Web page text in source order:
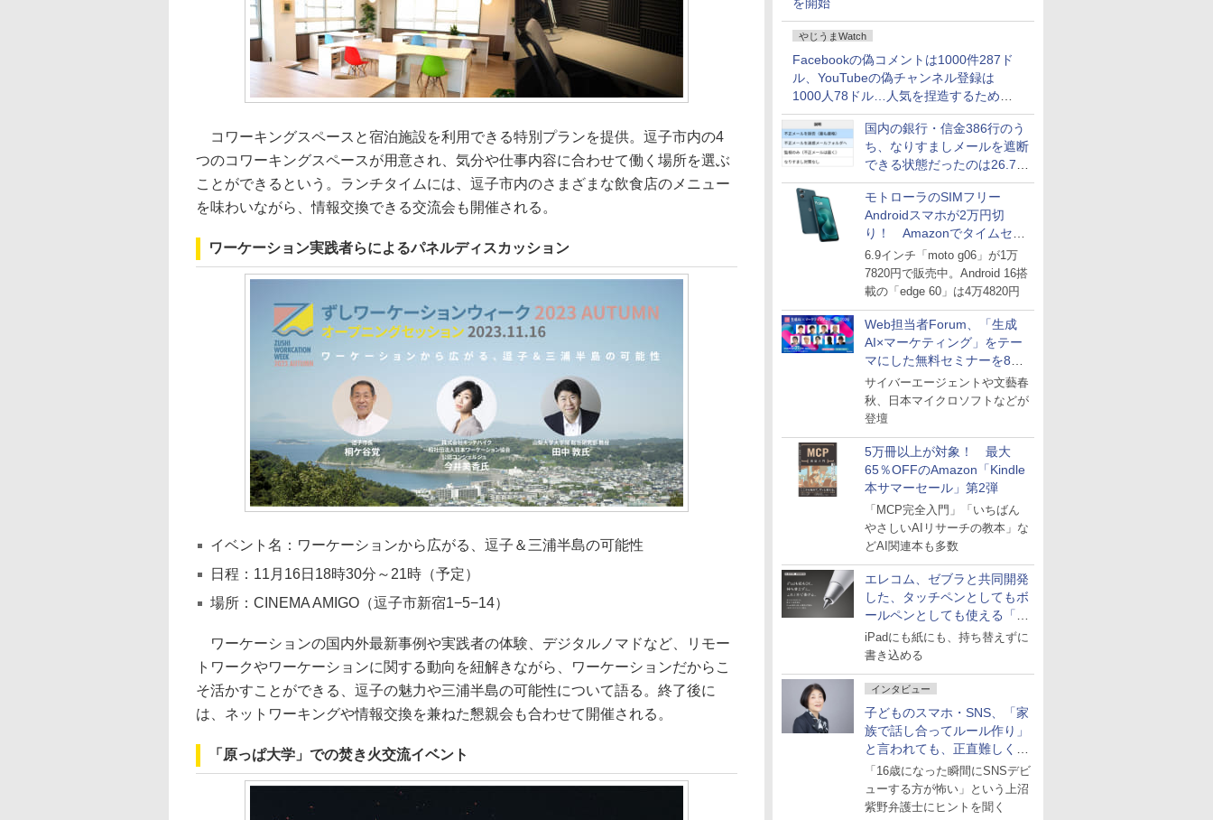
やじうまWatch
Facebookの偽コメントは1000件287ド
ル、YouTubeの偽チャンネル登録は
1000人78ドル…人気を捏造するための
価格リストが公開中
国内の銀行・信金386行のう
ち、なりすましメールを遮断
できる状態だったのは26.7％
にとどまる～GMOブランド
セキュリティ調査
モトローラのSIMフリー
Androidスマホが2万円切
り！ Amazonでタイムセー
ル
6.9インチ「moto g06」が1万
7820円で販売中。Android 16搭
載の「edge 60」は4万4820円
Web担当者Forum、「生成
AI×マーケティング」をテー
マにした無料セミナーを8月
27日にオンライン開催
サイバーエージェントや文藝春
秋、日本マイクロソフトなどが
登壇
5万冊以上が対象！ 最大
65％OFFのAmazon「Kindle
本サマーセール」第2弾
「MCP完全入門」「いちばん
やさしいAIリサーチの教本」な
どAI関連本も多数
エレコム、ゼブラと共同開発
した、タッチペンとしてもボ
ールペンとしても使える「ス
タイラスツーウェイ」発売
iPadにも紙にも、持ち替えずに
書き込める
インタビュー
子どものスマホ・SNS、「家
族で話し合ってルール作り」
と言われても、正直難しくな
いですか？
「16歳になった瞬間にSNSデビ
ューする方が怖い」という上沼
紫野弁護士にヒントを聞く
コワーキングスペースと宿泊施設を利用できる特別プランを提供。逗子市内の4
つのコワーキングスペースが用意され、気分や仕事内容に合わせて働く場所を選ぶ
ことができるという。ランチタイムには、逗子市内のさまざまな飲食店のメニュー
を味わいながら、情報交換できる交流会も開催される。
ワーケーション実践者らによるパネルディスカッション
イベント名：ワーケーションから広がる、逗子＆三浦半島の可能性
日程：11月16日18時30分～21時（予定）
場所：CINEMA AMIGO（逗子市新宿1−5−14）
ワーケーションの国内外最新事例や実践者の体験、デジタルノマドなど、リモー
トワークやワーケーションに関する動向を紐解きながら、ワーケーションだからこ
そ活かすことができる、逗子の魅力や三浦半島の可能性について語る。終了後に
は、ネットワーキングや情報交換を兼ねた懇親会も合わせて開催される。
「原っぱ大学」での焚き火交流イベント